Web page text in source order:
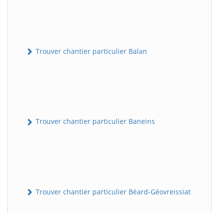
Trouver chantier particulier Balan
Trouver chantier particulier Baneins
Trouver chantier particulier Béard-Géovreissiat